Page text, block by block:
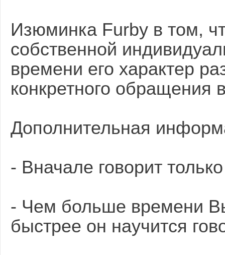
Изюминка Furby в том,
собственной
времени его характер
конкретного обращения
Дополнительная
- Вначале говорит
- Чем больше времени
быстрее он научится